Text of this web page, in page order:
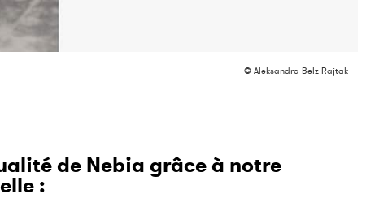
© Aleksandra Belz-Rajtak
de Nebia grâce à notre
: